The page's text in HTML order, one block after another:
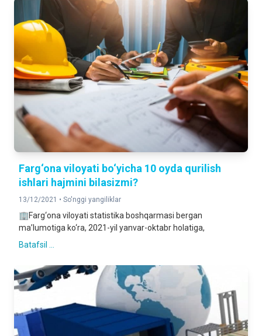
Farg‘ona viloyati bo‘yicha 10 oyda qurilish
ishlari hajmini bilasizmi?
13/12/2021 • So'nggi yangiliklar
🏢Farg‘ona viloyati statistika boshqarmasi bergan
ma’lumotiga ko‘ra, 2021-yil yanvar-oktabr holatiga,
Batafsil ...